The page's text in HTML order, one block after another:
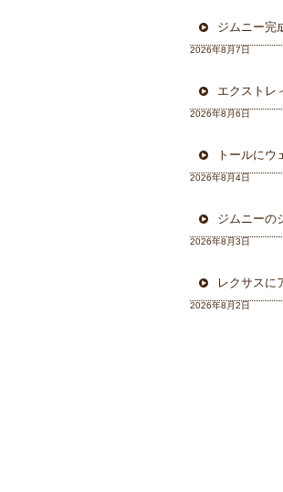
ジムニー
2026年8月7日
2026年8月6日
2026年8月4日
ジムニーの
2026年8月3日
レクサス
2026年8月2日